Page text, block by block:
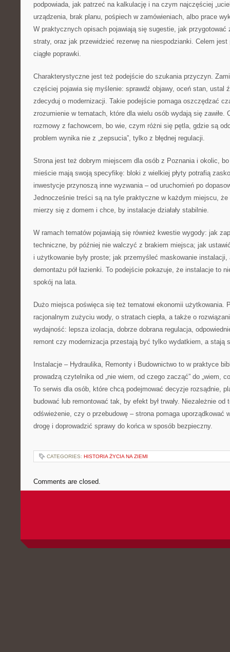
podpowiada, jak patrzeć na kalkulację i na czym najczęściej
urządzenia, brak planu, pośpiech w zamówieniach, albo prace
W praktycznych opisach pojawiają się sugestie, jak przygotować
straty, oraz jak przewidzieć rezerwę na niespodzianki. Celem
ciągłe poprawki.
Charakterystyczne jest też podejście do szukania przyczyn.
częściej pojawia się myślenie: sprawdź objawy, oceń stan, ustal
zdecyduj o modernizacji. Takie podejście pomaga oszczędzać
zrozumienie w tematach, które dla wielu osób wydają się
rozmowy z fachowcem, bo wie, czym różni się pętla, gdzie są
problem wynika nie z „zepsucia”, tylko z błędnej regulacji.
Strona jest też dobrym miejscem dla osób z Poznania i okolic,
mieście mają swoją specyfikę: bloki z wielkiej płyty potrafią
inwestycje przynoszą inne wyzwania – od uruchomień po
Jednocześnie treści są na tyle praktyczne w każdym miejscu,
mierzy się z domem i chce, by instalacje działały stabilnie.
W ramach tematów pojawiają się również kwestie wygody: jak
techniczne, by później nie walczyć z brakiem miejsca; jak
i użytkowanie były proste; jak przemyśleć maskowanie instalacji,
demontażu pół łazienki. To podejście pokazuje, że instalacje to
spokój na lata.
Dużo miejsca poświęca się też tematowi ekonomii użytkowania.
racjonalnym zużyciu wody, o stratach ciepła, a także o
wydajność: lepsza izolacja, dobrze dobrana regulacja,
remont czy modernizacja przestają być tylko wydatkiem, a stają
Instalacje – Hydraulika, Remonty i Budownictwo to w praktyce
prowadzą czytelnika od „nie wiem, od czego zacząć” do „wiem,
To serwis dla osób, które chcą podejmować decyzje rozsądnie,
budować lub remontować tak, by efekt był trwały. Niezależnie
odświeżenie, czy o przebudowę – strona pomaga uporządkować
drogę i doprowadzić sprawy do końca w sposób bezpieczny.
CATEGORIES: HISTORIA ŻYCIA NA ZIEMI
Comments are closed.